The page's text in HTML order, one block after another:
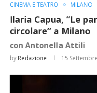
CINEMA E TEATRO MILANO
Ilaria Capua, “Le
circolare” a Milano
con Antonella Attili
by Redazione 15